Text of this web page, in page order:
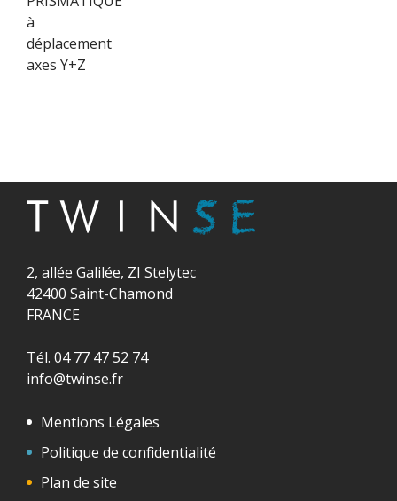
à
déplacement
axes Y+Z
2, allée Galilée, ZI Stelytec
42400 Saint-Chamond
FRANCE
Tél. 04 77 47 52 74
info@twinse.fr
Mentions Légales
Politique de confidentialité
Plan de site